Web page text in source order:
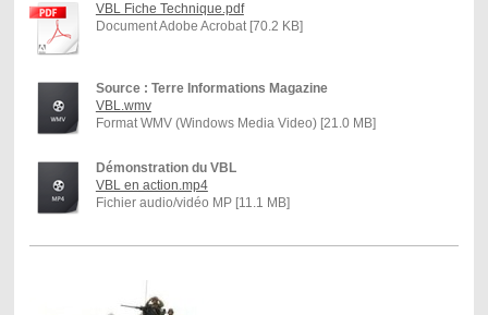
VBL Fiche Technique.pdf
Document Adobe Acrobat [70.2 KB]
Source : Terre Informations Magazine
VBL.wmv
Format WMV (Windows Media Video) [21.0 MB]
Démonstration du VBL
VBL en action.mp4
Fichier audio/vidéo MP [11.1 MB]